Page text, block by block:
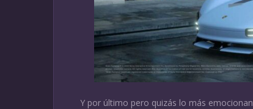
Y por último pero quizás lo más